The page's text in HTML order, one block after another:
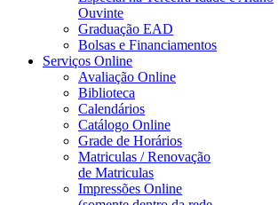
Ouvinte
Graduação EAD
Bolsas e Financiamentos
Serviços Online
Avaliação Online
Biblioteca
Calendários
Catálogo Online
Grade de Horários
Matriculas / Renovação
de Matriculas
Impressões Online